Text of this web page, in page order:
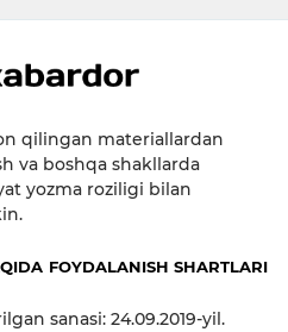
qilingan materiallardan
va boshqa shakllarda
yozma roziligi bilan
FOYDALANISH SHARTLARI
sanasi: 24.09.2019-yil.